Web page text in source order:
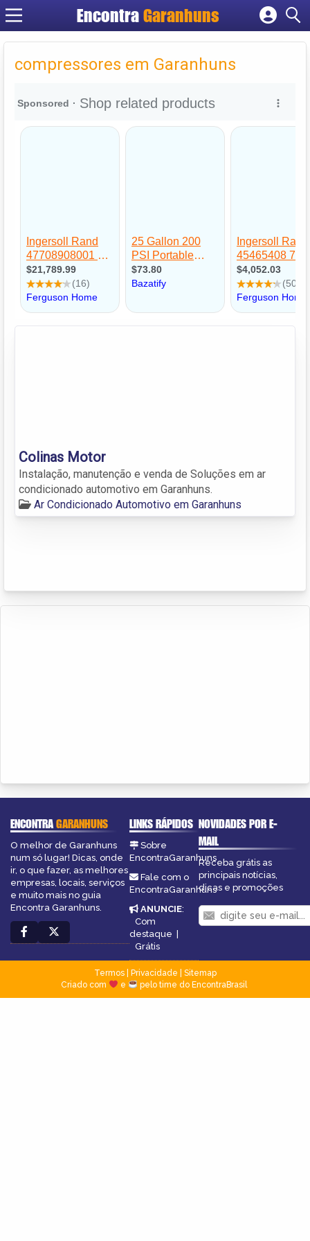
EncontraGaranhuns
Cadastrar empresa
Criar conta
compressores em Garanhuns
Colinas Motor
Instalação, manutenção e venda de Soluções em ar
condicionado automotivo em Garanhuns.
Ar Condicionado Automotivo em Garanhuns
ENCONTRAGARANHUNS
O melhor de Garanhuns
num só lugar! Dicas, onde
ir, o que fazer, as melhores
empresas, locais, serviços
e muito mais no guia
Encontra Garanhuns.
LINKS RÁPIDOS
Sobre
EncontraGaranhuns
Fale com o
EncontraGaranhuns
ANUNCIE:
Com
destaque |
Grátis
NOVIDADES POR E-
MAIL
Receba grátis as
principais notícias,
dicas e promoções
Termos| Privacidade
Sitemap
Criado com
e pelo time do EncontraBrasil